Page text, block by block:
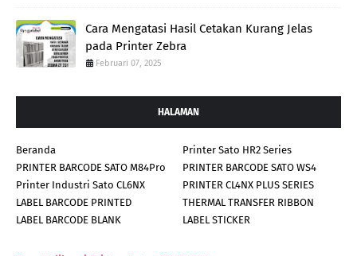
Cara Mengatasi Hasil Cetakan Kurang Jelas
pada Printer Zebra
Februari 07, 2025
HALAMAN
Beranda
Printer Sato HR2 Series
PRINTER BARCODE SATO M84Pro
PRINTER BARCODE SATO WS4
Printer Industri Sato CL6NX
PRINTER CL4NX PLUS SERIES
LABEL BARCODE PRINTED
THERMAL TRANSFER RIBBON
LABEL BARCODE BLANK
LABEL STICKER